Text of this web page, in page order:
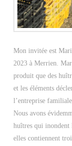
Mon invitée est
2023 à Merrien.
produit que des
et les éléments
l’entreprise
Nous avons
huîtres qui inondent
elles contiennent